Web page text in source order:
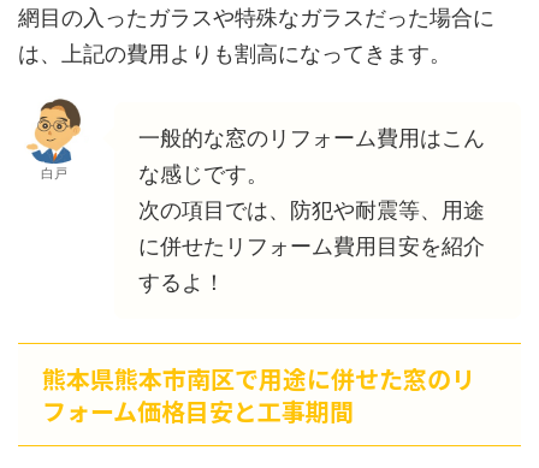
網目の入ったガラスや特殊なガラスだった場合に
は、上記の費用よりも割高になってきます。
白戸
一般的な窓のリフォーム費用はこん
な感じです。
次の項目では、防犯や耐震等、用途
に併せたリフォーム費用目安を紹介
するよ！
熊本県熊本市南区で用途に併せた窓のリ
フォーム価格目安と工事期間